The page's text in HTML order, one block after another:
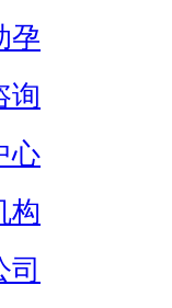
孕
询
心
构
司